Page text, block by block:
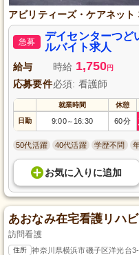
アビリティーズ・ケアネット
急募
デイセンターつど
ルバイト求人
給与 時給 1,750円
応募要件必須: 看護師
就業時間 休憩
日勤 9:00～ 16:30 60分
50代活躍 40代活躍 学歴不問
お気に入り に追加
あおなみ在宅看護リハ
訪問看護
住所 神奈川県横浜市磯子区洋光台